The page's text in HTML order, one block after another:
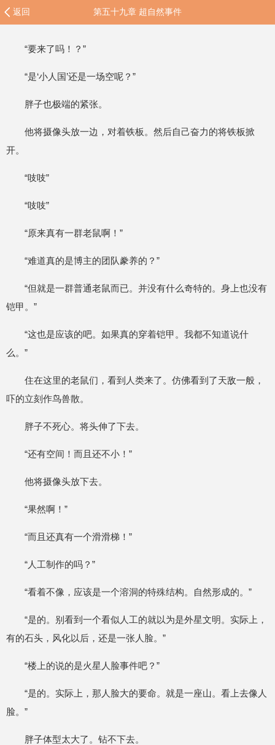
返回 第五十九章 超自然事件
“要来了吗！？”
“是‘小人国’还是一场空呢？”
胖子也极端的紧张。
他将摄像头放一边，对着铁板。然后自己奋力的将铁板掀
开。
“吱吱”
“吱吱”
“原来真有一群老鼠啊！”
“难道真的是博主的团队豢养的？”
“但就是一群普通老鼠而已。并没有什么奇特的。身上也没有
铠甲。”
“这也是应该的吧。如果真的穿着铠甲。我都不知道说什
么。”
住在这里的老鼠们，看到人类来了。仿佛看到了天敌一般，
吓的立刻作鸟兽散。
胖子不死心。将头伸了下去。
“还有空间！而且还不小！”
他将摄像头放下去。
“果然啊！”
“而且还真有一个滑滑梯！”
“人工制作的吗？”
“看着不像，应该是一个溶洞的特殊结构。自然形成的。”
“是的。别看到一个看似人工的就以为是外星文明。实际上，
有的石头，风化以后，还是一张人脸。”
“楼上的说的是火星人脸事件吧？”
“是的。实际上，那人脸大的要命。就是一座山。看上去像人
脸。”
胖子体型太大了。钻不下去。